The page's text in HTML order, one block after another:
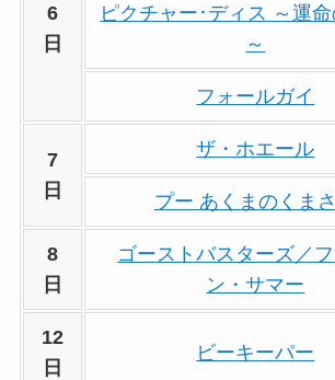
6
日
ピクチャー･ディス ～運命
～
フォールガイ
7
日
ザ・ホエール
プー あくまのくま
8
日
ゴーストバスターズ／
ン・サマー
12
日
ビーキーパー